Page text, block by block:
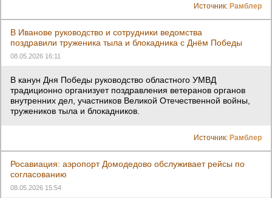
Источник: Рамблер
В Иванове руководство и сотрудники ведомства
поздравили труженика тыла и блокадника с Днём Победы
08.05.2026 16:11
В канун Дня Победы руководство областного УМВД
традиционно организует поздравления ветеранов органов
внутренних дел, участников Великой Отечественной войны,
тружеников тыла и блокадников.
Источник: Рамблер
Росавиация: аэропорт Домодедово обслуживает рейсы по
согласованию
08.05.2026 15:54